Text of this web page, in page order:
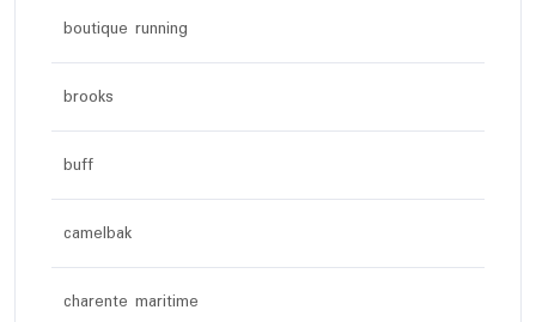
boutique running
brooks
buff
camelbak
charente maritime